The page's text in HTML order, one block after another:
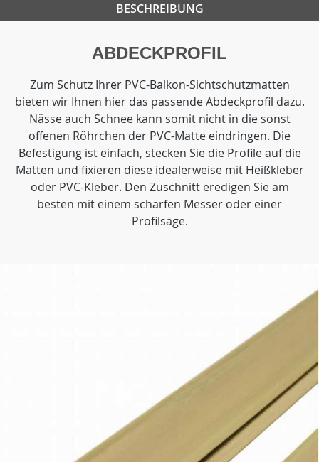
BESCHREIBUNG
ABDECKPROFIL
Zum Schutz Ihrer PVC-Balkon-Sichtschutzmatten
bieten wir Ihnen hier das passende Abdeckprofil dazu.
Nässe auch Schnee kann somit nicht in die sonst
offenen Röhrchen der PVC-Matte eindringen. Die
Befestigung ist einfach, stecken Sie die Profile auf die
Matten und fixieren diese idealerweise mit Heißkleber
oder PVC-Kleber. Den Zuschnitt eredigen Sie am
besten mit einem scharfen Messer oder einer
Profilsäge.